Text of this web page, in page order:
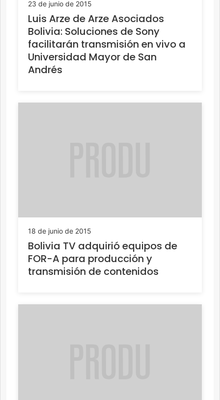
23 de junio de 2015
Luis Arze de Arze Asociados
Bolivia: Soluciones de Sony
facilitarán transmisión en vivo a
Universidad Mayor de San
Andrés
18 de junio de 2015
Bolivia TV adquirió equipos de
FOR-A para producción y
transmisión de contenidos